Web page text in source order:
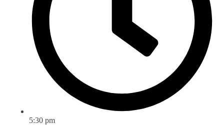
5:30 pm